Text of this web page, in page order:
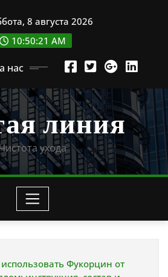
8 августа 2026
10:50:22 AM
нас
линия
Чистота ухода
Фукорцин от